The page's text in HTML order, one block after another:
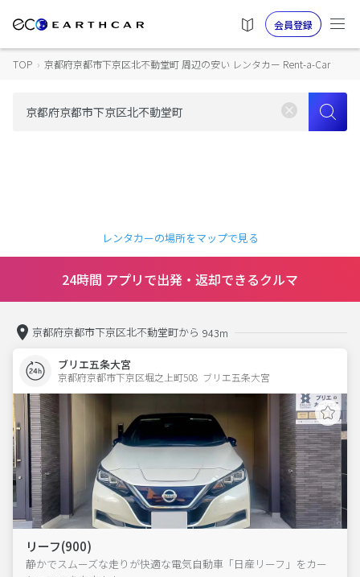
会員登録
TOP › 京都府京都市下京区北不動堂町 周辺の安い レンタカー Rent-a-Car
レンタカーの場所をマップで見る
24時間 アプリで出発・返却できるクルマ
京都府京都市下京区北不動堂町から 943m
ブリエ五条大宮
京都府京都市下京区堀之上町508  ブリエ五条大宮
リーフ(900)
静かでスムーズな走りが快適な電気自動車「日産リーフ」をカー